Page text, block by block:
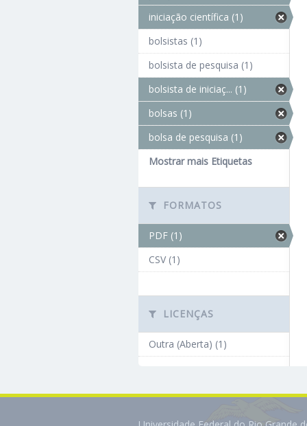
iniciação científica (1)
bolsistas (1)
bolsista de pesquisa (1)
bolsista de iniciaç... (1)
bolsas (1)
bolsa de pesquisa (1)
Mostrar mais Etiquetas
FORMATOS
PDF (1)
CSV (1)
LICENÇAS
Outra (Aberta) (1)